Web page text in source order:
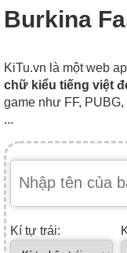
Burkina
KiTu.vn là một web
chữ kiểu tiếng việt
game như FF,
...
Kí tự trái: